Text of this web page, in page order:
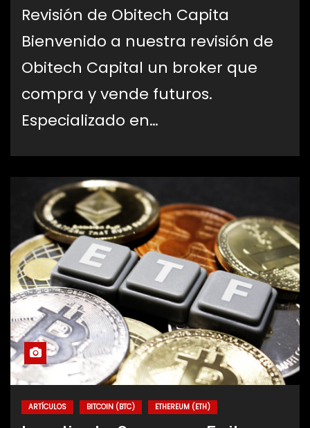
Revisión de Obitech Capital – ¿Real o
Advertencia Contra los ETFs de
Criptomonedas
El impacto de las monedas digitales
en la economía global
El impacto de las criptomonedas en
la economía global
Revisión de Obitech Capita
Bienvenido a nuestra revisión de
Obitech Capital un broker que
compra y vende futuros.
Especializado en…
ARTÍCULOS BITCOIN (BTC) ETHEREUM (ETH)